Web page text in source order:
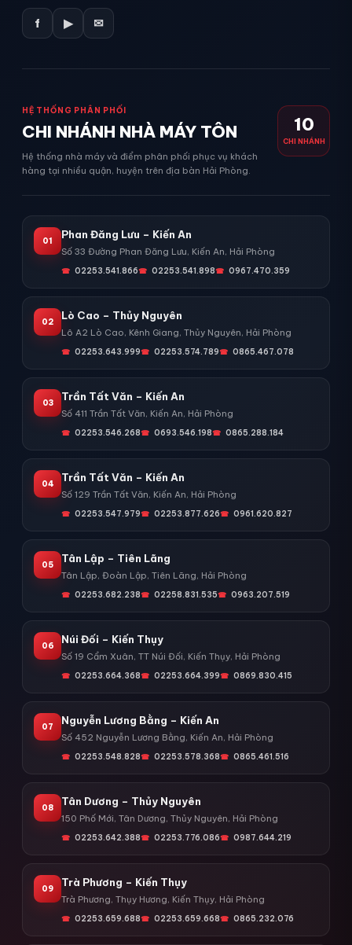
f ▶ ✉
HỆ THỐNG PHÂN PHỐI
CHI NHÁNH NHÀ MÁY TÔN
Hệ thống nhà máy và điểm phân phối phục vụ khách
hàng tại nhiều quận, huyện trên địa bàn Hải Phòng.
10
CHI NHÁNH
01
Phan Đăng Lưu – Kiến An
Số 33 Đường Phan Đăng Lưu, Kiến An, Hải Phòng
02253.541.866 02253.541.898 0967.470.359
02
Lò Cao – Thủy Nguyên
Lô A2 Lò Cao, Kênh Giang, Thủy Nguyên, Hải Phòng
02253.643.999 02253.574.789 0865.467.078
03
Trần Tất Văn – Kiến An
Số 411 Trần Tất Văn, Kiến An, Hải Phòng
02253.546.268 0693.546.198 0865.288.184
04
Trần Tất Văn – Kiến An
Số 129 Trần Tất Văn, Kiến An, Hải Phòng
02253.547.979 02253.877.626 0961.620.827
05
Tân Lập – Tiên Lãng
Tân Lập, Đoàn Lập, Tiên Lãng, Hải Phòng
02253.682.238 02258.831.535 0963.207.519
06
Núi Đối – Kiến Thụy
Số 19 Cẩm Xuân, TT Núi Đối, Kiến Thụy, Hải Phòng
02253.664.368 02253.664.399 0869.830.415
07
Nguyễn Lương Bằng – Kiến An
Số 452 Nguyễn Lương Bằng, Kiến An, Hải Phòng
02253.548.828 02253.578.368 0865.461.516
08
Tân Dương – Thủy Nguyên
150 Phố Mới, Tân Dương, Thủy Nguyên, Hải Phòng
02253.642.388 02253.776.086 0987.644.219
09
Trà Phương – Kiến Thụy
Trà Phương, Thụy Hương, Kiến Thụy, Hải Phòng
02253.659.688 02253.659.668 0865.232.076